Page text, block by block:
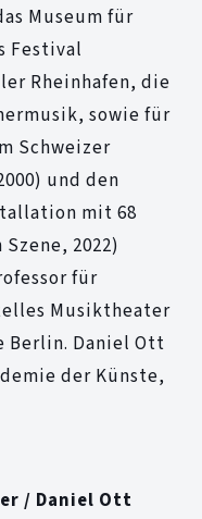
Museum für
Festival
Rheinhafen, die
sowie für
Schweizer
und den
mit 68
2022)
für
Musiktheater
Berlin. Daniel Ott
der Künste,
/ Daniel Ott